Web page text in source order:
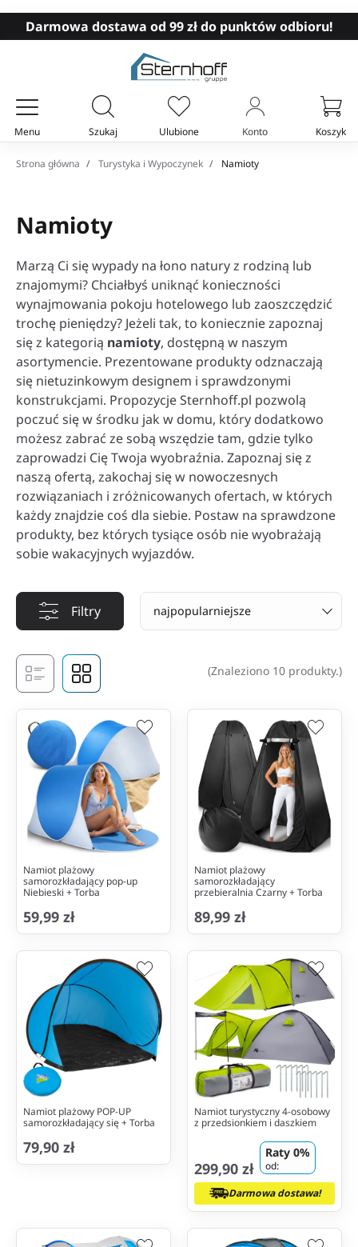
Darmowa dostawa od 99 zł do punktów odbioru!
Menu Szukaj Ulubione Konto Koszyk
Twój koszyk
Strona główna Turystyka i Wypoczynek Namioty
Namioty
Marzą Ci się wypady na łono natury z rodziną lub
znajomymi? Chciałbyś uniknąć konieczności
wynajmowania pokoju hotelowego lub zaoszczędzić
trochę pieniędzy? Jeżeli tak, to koniecznie zapoznaj
się z kategorią namioty, dostępną w naszym
asortymencie. Prezentowane produkty odznaczają
się nietuzinkowym designem i sprawdzonymi
konstrukcjami. Propozycje Sternhoff.pl pozwolą
poczuć się w środku jak w domu, który dodatkowo
możesz zabrać ze sobą wszędzie tam, gdzie tylko
zaprowadzi Cię Twoja wyobraźnia. Zapoznaj się z
naszą ofertą, zakochaj się w nowoczesnych
rozwiązaniach i zróżnicowanych ofertach, w których
każdy znajdzie coś dla siebie. Postaw na sprawdzone
produkty, bez których tysiące osób nie wyobrażają
sobie wakacyjnych wyjazdów.
Filtry najpopularniejsze
(Znaleziono 10 produkty.)
Namiot plażowy
samorozkładający pop-up
Niebieski + Torba
59,99 zł
Namiot plażowy
samorozkładający
przebieralnia Czarny + Torba
89,99 zł
Namiot plażowy POP-UP
samorozkładający się + Torba
79,90 zł
Namiot turystyczny 4-osobowy
z przedsionkiem i daszkiem
299,90 zł
Raty 0%
od:
Darmowa dostawa!